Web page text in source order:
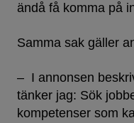
ändå få komma på
Samma sak gäller
– I annonsen
tänker jag: Sök
kompetenser som